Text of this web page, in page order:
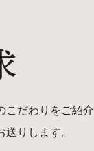
こだわりをご紹介
りします。